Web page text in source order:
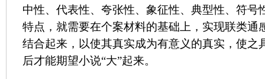
中性、代表性、夸张性、象征性、典型性、符号
特点，就需要在个案材料的基础上，实现联类通
结合起来，以使其真实成为有意义的真实，使之
后才能期望小说“大”起来。